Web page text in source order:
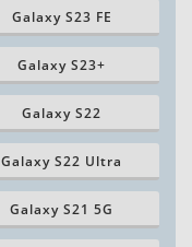
Galaxy S23 FE
Galaxy S23+
Galaxy S22
Galaxy S22 Ultra
Galaxy S21 5G